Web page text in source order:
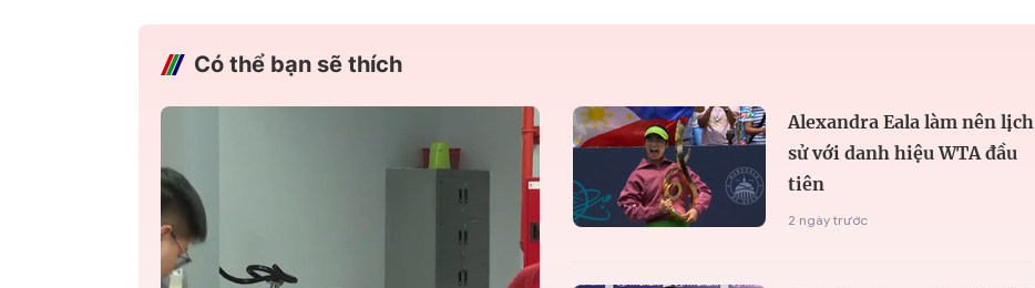
Có thể bạn sẽ thích
Alexandra Eala làm nên lịch
sử với danh hiệu WTA đầu
tiên
2 ngày trước